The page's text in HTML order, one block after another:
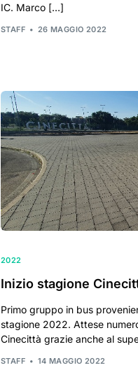
IC. Marco […]
STAFF 26 MAGGIO 2022
2022
Inizio stagione
Primo gruppo in bus
stagione 2022. Attese
Cinecittà grazie anche al
STAFF 14 MAGGIO 2022